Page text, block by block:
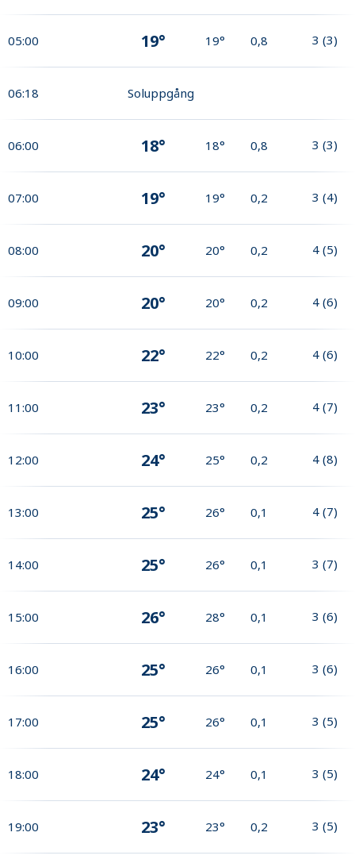
05:00 19° 19° 0,8 3 (3)
06:18 Soluppgång
06:00 18° 18° 0,8 3 (3)
07:00 19° 19° 0,2 3 (4)
08:00 20° 20° 0,2 4 (5)
09:00 20° 20° 0,2 4 (6)
10:00 22° 22° 0,2 4 (6)
11:00 23° 23° 0,2 4 (7)
12:00 24° 25° 0,2 4 (8)
13:00 25° 26° 0,1 4 (7)
14:00 25° 26° 0,1 3 (7)
15:00 26° 28° 0,1 3 (6)
16:00 25° 26° 0,1 3 (6)
17:00 25° 26° 0,1 3 (5)
18:00 24° 24° 0,1 3 (5)
19:00 23° 23° 0,2 3 (5)